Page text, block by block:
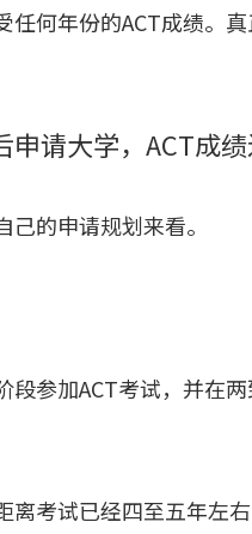
任何年份的ACT成绩。
申请大学，ACT成
的申请规划来看。
段参加ACT考试，并在
离考试已经四至五年左